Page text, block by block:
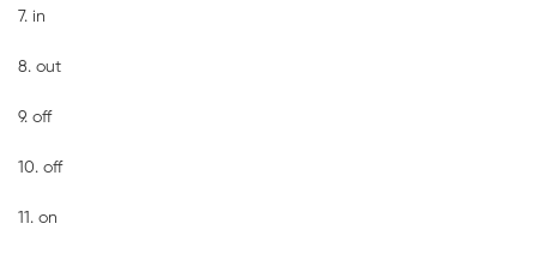
7. in
8. out
9. off
10. off
11. on